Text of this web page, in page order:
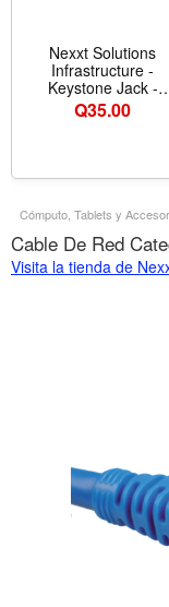
Nexxt Solutions
Infrastructure -
Keystone Jack -
Category 6
Q35.00
Cómputo, Tablets y
Cable De Red
Visita la tienda de